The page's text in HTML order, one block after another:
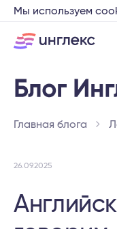
Мы используем
Главная блога
26.09.2025